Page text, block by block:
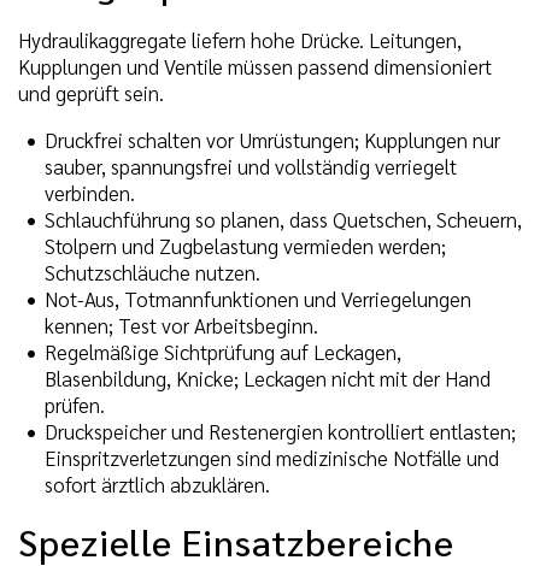
Hydraulikaggregate liefern hohe Drücke. Leitungen,
Kupplungen und Ventile müssen passend dimensioniert
und geprüft sein.
Druckfrei schalten vor Umrüstungen; Kupplungen nur
sauber, spannungsfrei und vollständig verriegelt
verbinden.
Schlauchführung so planen, dass Quetschen, Scheuern,
Stolpern und Zugbelastung vermieden werden;
Schutzschläuche nutzen.
Not-Aus, Totmannfunktionen und Verriegelungen
kennen; Test vor Arbeitsbeginn.
Regelmäßige Sichtprüfung auf Leckagen,
Blasenbildung, Knicke; Leckagen nicht mit der Hand
prüfen.
Druckspeicher und Restenergien kontrolliert entlasten;
Einspritzverletzungen sind medizinische Notfälle und
sofort ärztlich abzuklären.
Spezielle Einsatzbereiche